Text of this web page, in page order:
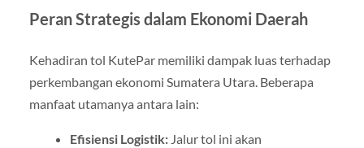
Peran Strategis dalam Ekonomi Daerah
Kehadiran tol KutePar memiliki dampak luas terhadap
perkembangan ekonomi Sumatera Utara. Beberapa
manfaat utamanya antara lain:
Efisiensi Logistik:Jalur tol ini akan